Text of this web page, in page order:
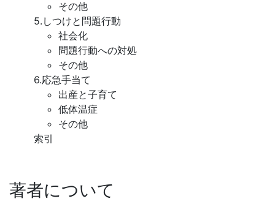
その他
5.しつけと問題行動
社会化
問題行動への対処
その他
6.応急手当て
出産と子育て
低体温症
その他
索引
著者について